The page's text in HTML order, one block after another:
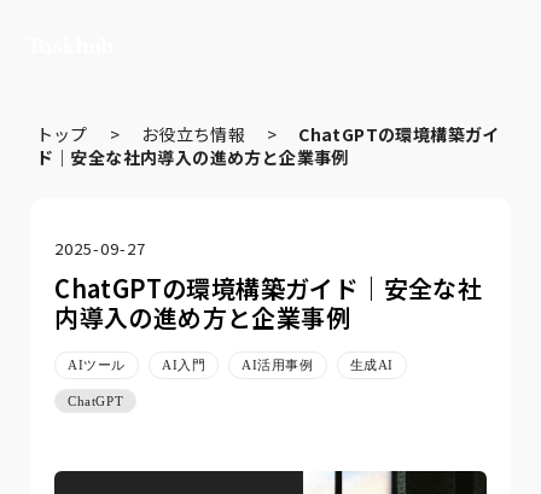
トップ > お役立ち情報 > ChatGPTの環境構築ガイ
ド｜安全な社内導入の進め方と企業事例
2025-09-27
ChatGPTの環境構築ガイド｜安全な社
内導入の進め方と企業事例
AIツール AI入門 AI活用事例 生成AI
ChatGPT